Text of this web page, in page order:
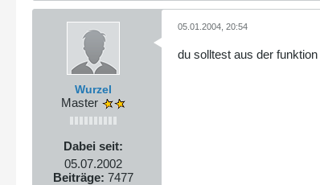
Wurzel
Master
Dabei seit:
05.07.2002
Beiträge: 7477
05.01.2004, 20:54
du solltest aus der